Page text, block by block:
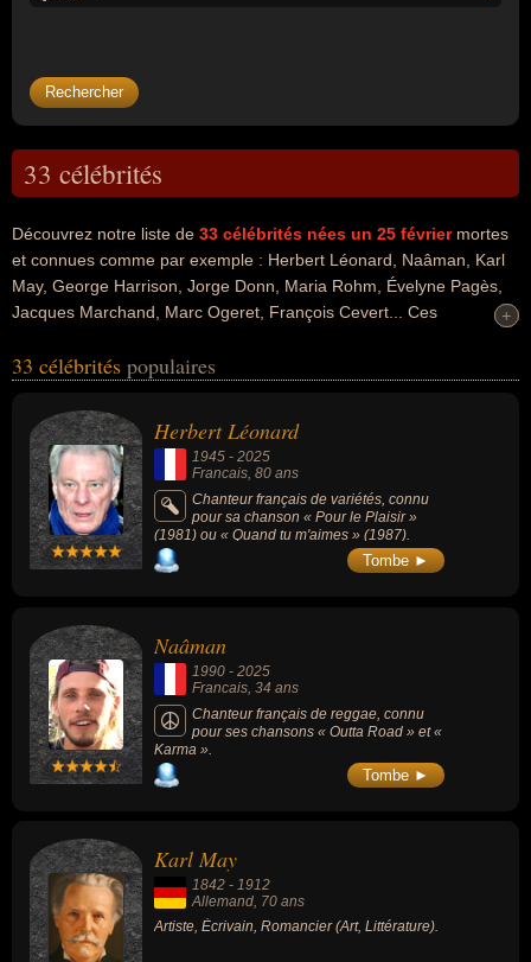
33 célébrités
Découvrez notre liste de 33 célébrités nées un 25 février mortes
et connues comme par exemple : Herbert Léonard, Naâman, Karl
May, George Harrison, Jorge Donn, Maria Rohm, Évelyne Pagès,
Jacques Marchand, Marc Ogeret, François Cevert... Ces
l'art, de la musique, people, de variétés, du reggae, de la
cyclisme, du journalisme, du journalisme sportif, du sport, de la
formule 1, du sport automobile ou du sport motorisé. Ces célébrités
peuvent également avoir été artiste, chanteur, chanteur de
variétés, musicien, chanteur de reggae, écrivain, romancier,
guitariste, danseur, acteur, animateur, historien, historien du
journalisme, historien du journalisme sportif, journaliste, journaliste
sportif, scientifique, pilote de course ou sportif. En ce qui concerne
francais, allemand, anglais, argentin ou autrichien par exemple.
+
+
33 célébrités populaires
Herbert Léonard
1945 - 2025
Francais, 80 ans
Chanteur français de variétés, connu
pour sa chanson « Pour le Plaisir »
(1981) ou « Quand tu m'aimes » (1987).
Tombe ►
Naâman
1990 - 2025
Francais , 34 ans
Chanteur français de reggae, connu
pour ses chansons « Outta Road » et «
Karma ».
Tombe ►
Karl May
1842 - 1912
Allemand, 70 ans
Artiste, Écrivain, Romancier (Art, Littérature).